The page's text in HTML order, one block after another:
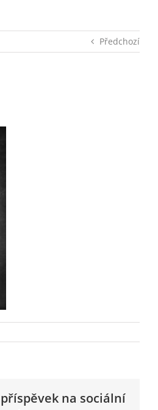
Předchozí
na sociální